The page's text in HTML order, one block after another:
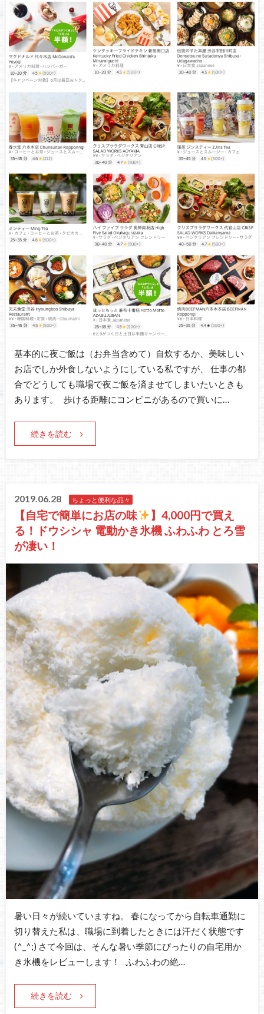
基本的に夜ご飯は（お弁当含めて）自炊するか、美味しい
お店でしか外食しないようにしている私ですが、 仕事の都
合でどうしても職場で夜ご飯を済ませてしまいたいときも
あります。 歩ける距離にコンビニがあるので買いに…
続きを読む
2019.06.28 ちょっと便利な品々
【自宅で簡単にお店の味
】4,000円で買え
る！ドウシシャ 電動かき氷機 ふわふわ とろ雪
が凄い！
暑い日々が続いていますね。 春になってから自転車通勤に
切り替えた私は、職場に到着したときには汗だく状態です
(^_^;) さて今回は、そんな暑い季節にぴったりの自宅用か
き氷機をレビューします！ ふわふわの絶…
続きを読む